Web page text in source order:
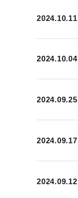
2024.10.11
2024.10.04
2024.09.25
2024.09.17
2024.09.12